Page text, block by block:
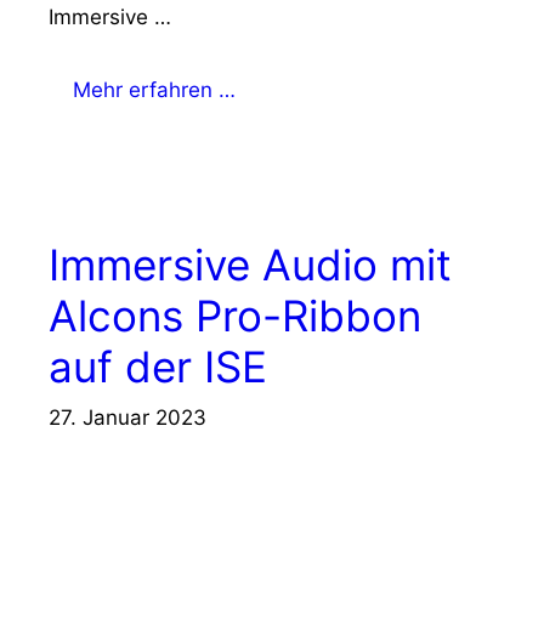
Immersive …
Mehr erfahren …
Immersive Audio mit
Alcons Pro-Ribbon
auf der ISE
27. Januar 2023